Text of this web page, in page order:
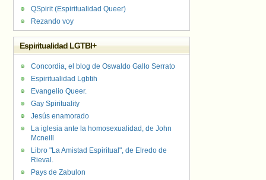
QSpirit (Espiritualidad Queer)
Rezando voy
Espiritualidad LGTBI+
Concordia, el blog de Oswaldo Gallo Serrato
Espiritualidad Lgbtih
Evangelio Queer.
Gay Spirituality
Jesús enamorado
La iglesia ante la homosexualidad, de John
Mcneill
Libro "La Amistad Espiritual", de Elredo de
Rieval.
Pays de Zabulon